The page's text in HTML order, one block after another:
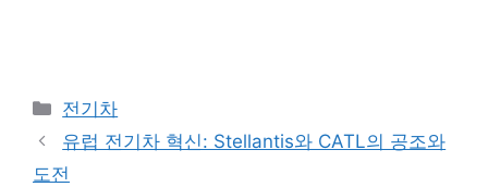
Categories
전기차
유럽 전기차 혁신: Stellantis와 CATL의 공조와
도전